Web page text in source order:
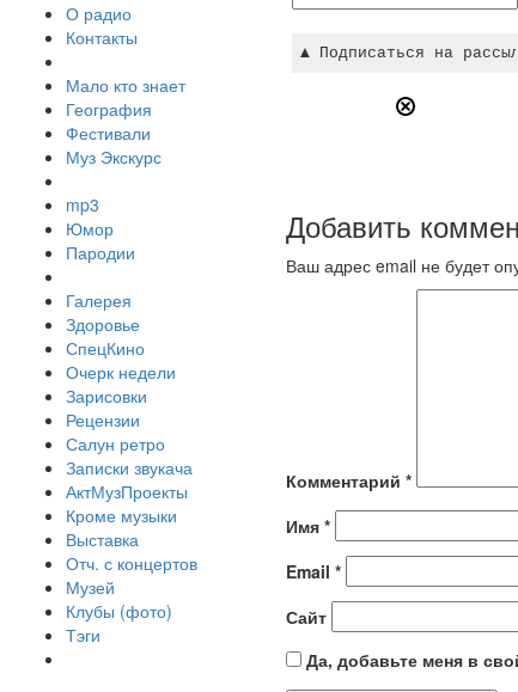
О радио
Контакты
Мало кто знает
География
Фестивали
Муз Экскурс
mp3
Юмор
Пародии
Галерея
Здоровье
СпецКино
Очерк недели
Зарисовки
Рецензии
Салун ретро
Записки звукача
АктМузПроекты
Кроме музыки
Выставка
Отч. с концертов
Музей
Клубы (фото)
Тэги
Добавить
Ваш адрес email не будет
Комментарий *
Имя *
Email *
Сайт
Да, добавьте меня в